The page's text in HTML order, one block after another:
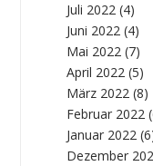
Juli 2022 (4)
Juni 2022 (4)
Mai 2022 (7)
April 2022 (5)
März 2022 (8)
Februar 2022
Januar 2022
Dezember